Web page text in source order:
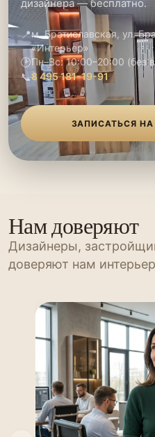
дизайнера — бесплатно.
📍м. Братиславская, ул.
«Интерьер»
🕑Пн–Вс: 10:00–20:00 (без
📞8 495 181-19-91
ЗАПИСАТЬСЯ
Нам доверяют
Дизайнеры,
доверяют нам